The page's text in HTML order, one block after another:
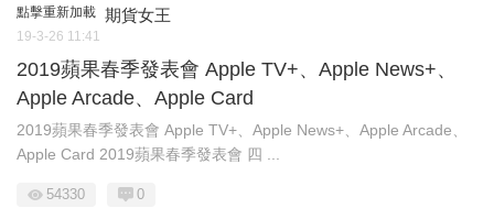
點擊重新加載 期貨女王
19-3-26 11:41
2019蘋果春季發表會 Apple TV+、Apple News+、
Apple Arcade、Apple Card
2019蘋果春季發表會 Apple TV+、Apple News+、Apple Arcade、
Apple Card 2019蘋果春季發表會 四 ...
54330 0